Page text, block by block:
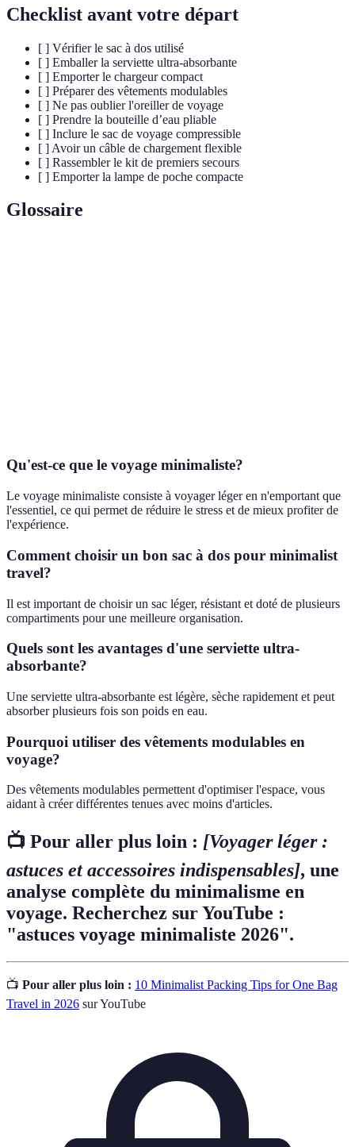
Checklist avant votre départ
[ ] Vérifier le sac à dos utilisé
[ ] Emballer la serviette ultra-absorbante
[ ] Emporter le chargeur compact
[ ] Préparer des vêtements modulables
[ ] Ne pas oublier l'oreiller de voyage
[ ] Prendre la bouteille d’eau pliable
[ ] Inclure le sac de voyage compressible
[ ] Avoir un câble de chargement flexible
[ ] Rassembler le kit de premiers secours
[ ] Emporter la lampe de poche compacte
Glossaire
Qu'est-ce que le voyage minimaliste?
Le voyage minimaliste consiste à voyager léger en n'emportant que
l'essentiel, ce qui permet de réduire le stress et de mieux profiter de
l'expérience.
Comment choisir un bon sac à dos pour minimalist
travel?
Il est important de choisir un sac léger, résistant et doté de plusieurs
compartiments pour une meilleure organisation.
Quels sont les avantages d'une serviette ultra-
absorbante?
Une serviette ultra-absorbante est légère, sèche rapidement et peut
absorber plusieurs fois son poids en eau.
Pourquoi utiliser des vêtements modulables en
voyage?
Des vêtements modulables permettent d'optimiser l'espace, vous
aidant à créer différentes tenues avec moins d'articles.
📺 Pour aller plus loin : [Voyager léger :
astuces et accessoires indispensables], une
analyse complète du minimalisme en
voyage. Recherchez sur YouTube :
"astuces voyage minimaliste 2026".
📺 Pour aller plus loin : 10 Minimalist Packing Tips for One Bag
Travel in 2026 sur YouTube